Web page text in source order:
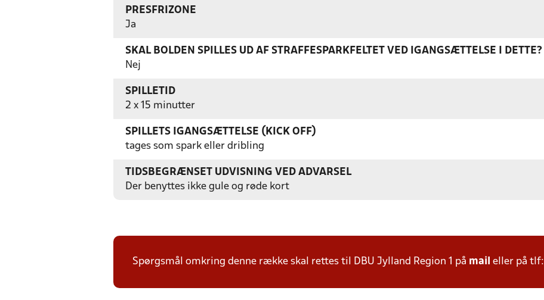
PRESFRIZONE
Ja
SKAL BOLDEN SPILLES UD AF STRAFFESPARKFELTET VED IGANGSÆTTELSE I DETTE?
Nej
SPILLETID
2 x 15 minutter
SPILLETS IGANGSÆTTELSE (KICK OFF)
tages som spark eller dribling
TIDSBEGRÆNSET UDVISNING VED ADVARSEL
Der benyttes ikke gule og røde kort
Spørgsmål omkring denne række skal rettes til DBU Jylland Region 1 på mail eller på tlf: